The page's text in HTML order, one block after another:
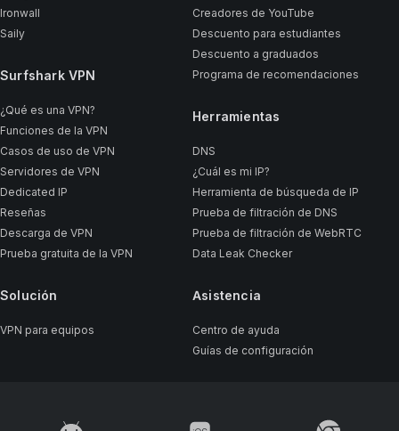
Ironwall
Saily
Surfshark VPN
¿Qué es una VPN?
Funciones de la VPN
Casos de uso de VPN
Servidores de VPN
Dedicated IP
Reseñas
Descarga de VPN
Prueba gratuita de la VPN
Solución
VPN para equipos
Creadores de YouTube
Descuento para estudiantes
Descuento a graduados
Programa de recomendaciones
Herramientas
DNS
¿Cuál es mi IP?
Herramienta de búsqueda de IP
Prueba de filtración de DNS
Prueba de filtración de WebRTC
Data Leak Checker
Asistencia
Centro de ayuda
Guías de configuración